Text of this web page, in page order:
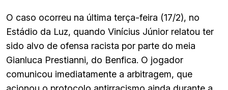
O caso ocorreu na última terça-feira (17/2), no
Estádio da Luz, quando Vinícius Júnior relatou ter
sido alvo de ofensa racista por parte do meia
Gianluca Prestianni, do Benfica. O jogador
comunicou imediatamente a arbitragem, que